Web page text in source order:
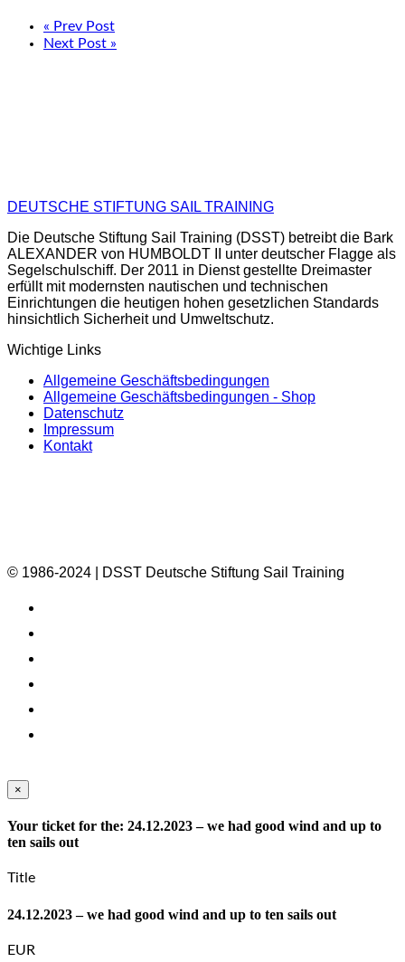
« Prev Post
Next Post »
DEUTSCHE STIFTUNG SAIL TRAINING
Die Deutsche Stiftung Sail Training (DSST) betreibt die Bark
ALEXANDER von HUMBOLDT II unter deutscher Flagge als
Segelschulschiff. Der 2011 in Dienst gestellte Dreimaster
erfüllt mit modernsten nautischen und technischen
Einrichtungen die heutigen hohen gesetzlichen Standards
hinsichtlich Sicherheit und Umweltschutz.
Wichtige Links
Allgemeine Geschäftsbedingungen
Allgemeine Geschäftsbedingungen - Shop
Datenschutz
Impressum
Kontakt
© 1986-2024 | DSST Deutsche Stiftung Sail Training
×
Your ticket for the: 24.12.2023 – we had good wind and up to
ten sails out
Title
24.12.2023 – we had good wind and up to ten sails out
EUR